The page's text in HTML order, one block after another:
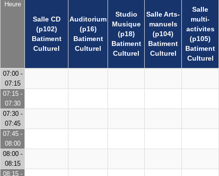
Heure
Salle CD
(p102)
Batiment
Culturel
Auditorium
(p16)
Batiment
Culturel
Studio
Musique
(p18)
Batiment
Culturel
Salle Arts-
manuels
(p104)
Batiment
Culturel
Salle
multi-
activites
(p105)
Batiment
Culturel
07:00 -
07:15
07:15 -
07:30
07:30 -
07:45
07:45 -
08:00
08:00 -
08:15
08:15 -